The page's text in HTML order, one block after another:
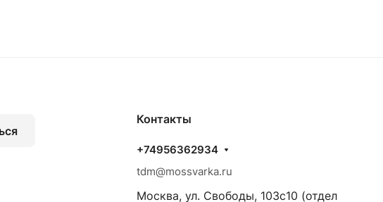
Контакты
+74956362934
tdm@mossvarka.ru
Москва, ул. Свободы, 103с10 (отдел